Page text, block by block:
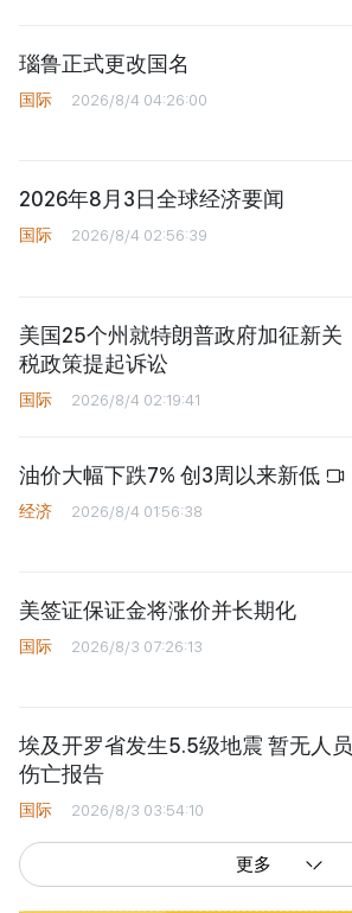
瑙鲁正式更改国名
国际 2026/8/4 04:26:00
2026年8月3日全球经济要闻
国际 2026/8/4 02:56:39
美国25个州就特朗普政府加征新关
税政策提起诉讼
国际 2026/8/4 02:19:41
油价大幅下跌7% 创3周以来新低
经济 2026/8/4 01:56:38
美签证保证金将涨价并长期化
国际 2026/8/3 07:26:13
埃及开罗省发生5.5级地震 暂无人员
伤亡报告
国际 2026/8/3 03:54:10
更多